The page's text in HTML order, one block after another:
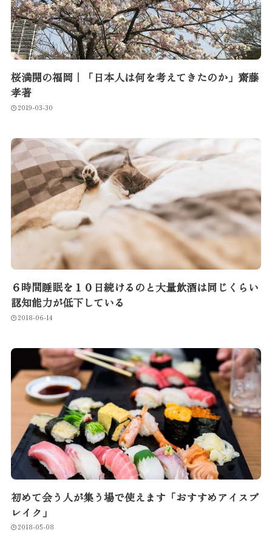
桜満開の福岡｜「日本人は何を考えてきたのか」齋藤
孝著
2019-03-30
６時間睡眠を１０日続けるのと大量飲酒は同じくらい
認知能力が低下している
2018-06-14
初めて会う人が集う場で使えます「おすすめアイスブ
レイク」
2018-05-08